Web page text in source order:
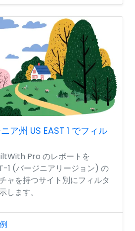
ア州 US EAST 1 でフィル
Pro のレポートを
1 (バージニアリージョン) の
ャを持つサイト別にフィルタ
します。
例